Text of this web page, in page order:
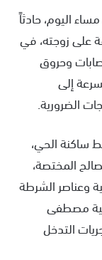
اليوم، حادثاً
على زوجته، في
وحروق
إلى
الضرورية.
ساكنة الحي،
المختصة،
وعناصر الشرطة
مصطفى
التدخل